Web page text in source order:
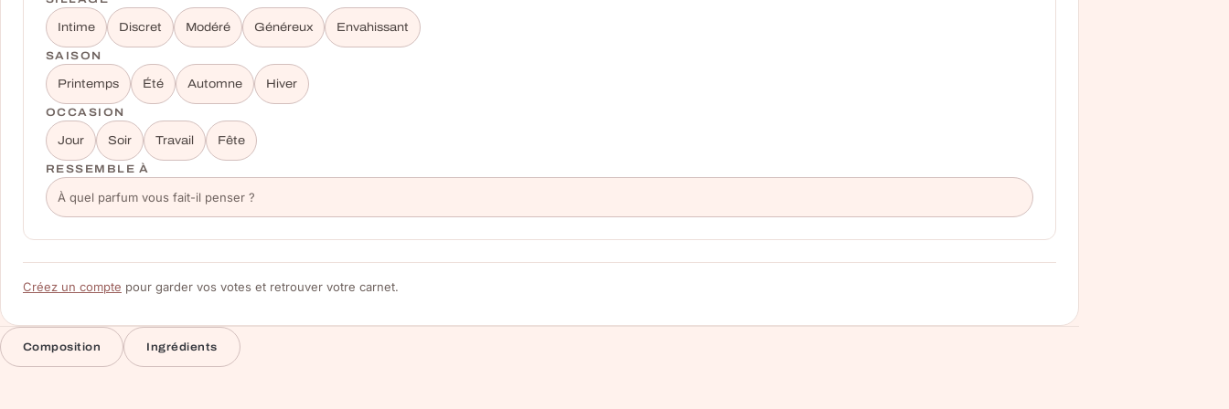
Intime Discret Modéré Généreux Envahissant
SAISON
Printemps Été Automne Hiver
OCCASION
Jour Soir Travail Fête
RESSEMBLE À
Créez un compte pour garder vos votes et retrouver votre carnet.
Composition Ingrédients